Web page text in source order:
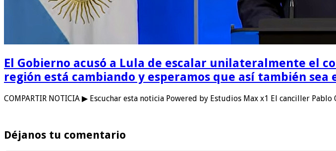
El Gobierno acusó a Lula de escalar unilateralmente el
región está cambiando y esperamos que así también sea
COMPARTIR NOTICIA ▶ Escuchar esta noticia Powered by Estudios Max x1 El canciller
Déjanos tu comentario